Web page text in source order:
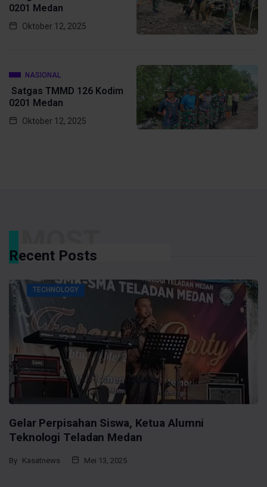
0201 Medan
Oktober 12, 2025
NASIONAL
Satgas TMMD 126 Kodim
0201 Medan
Oktober 12, 2025
Recent Posts
TECHNOLOGY
Gelar Perpisahan Siswa, Ketua Alumni
Teknologi Teladan Medan
By Kasatnews Mei 13, 2025